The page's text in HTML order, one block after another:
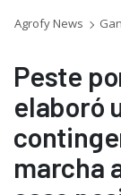
Agrofy News
Peste
elaboró
marcha